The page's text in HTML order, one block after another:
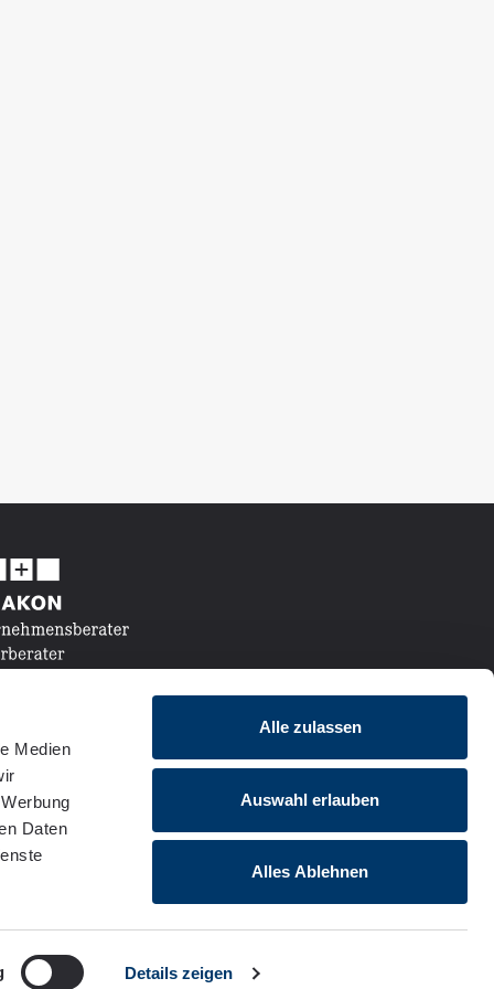
Medien
Daten
Details zeigen
Alle zulassen
Auswahl erlauben
Alles Ablehnen
Folgen Sie uns